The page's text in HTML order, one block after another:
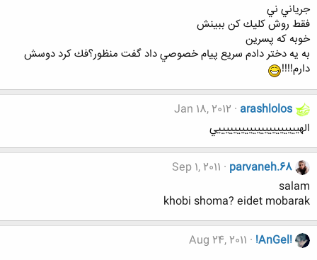
جرياني ني
فقط روش كليك كن ببينش
خوبه كه پسرين
به يه دختر دادم سريع پيام خصوصي داد گفت منظور؟فك كرد دوسش
دارم!!!!
arashlolos
Jan 18, 2012
الهيييييييييييييييييييييي
parvaneh.68
Sep 1, 2011
salam
khobi shoma? eidet mobarak
!AnGel!
Aug 24, 2011